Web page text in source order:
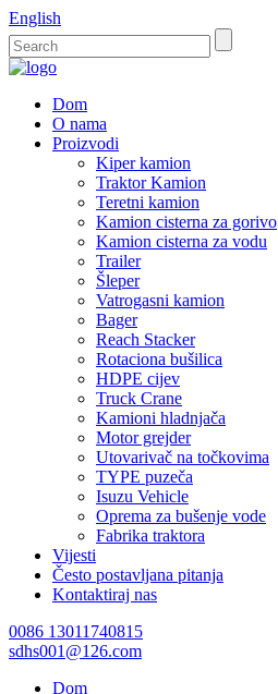
English
Dom
O nama
Proizvodi
Kiper kamion
Traktor Kamion
Teretni kamion
Kamion cisterna za gorivo
Kamion cisterna za vodu
Trailer
Šleper
Vatrogasni kamion
Bager
Reach Stacker
Rotaciona bušilica
HDPE cijev
Truck Crane
Kamioni hladnjača
Motor grejder
Utovarivač na točkovima
TYPE puzeča
Isuzu Vehicle
Oprema za bušenje vode
Fabrika traktora
Vijesti
Često postavljana pitanja
Kontaktiraj nas
0086 13011740815
sdhs001@126.com
Dom